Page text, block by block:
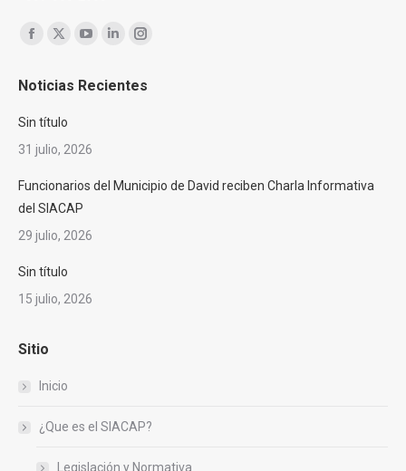
Encuéntranos en:
opens
in
opens
in
YouTube
opens
Linkedin
opens
Instagram
opens
Noticias Recientes
Sin título
31 julio, 2026
Funcionarios del Municipio de David reciben Charla Informativa
del SIACAP
29 julio, 2026
Sin título
15 julio, 2026
Sitio
Inicio
¿Que es el SIACAP?
Legislación y Normativa